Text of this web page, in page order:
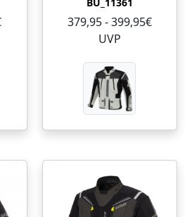
379,95 - 399,95€
UVP